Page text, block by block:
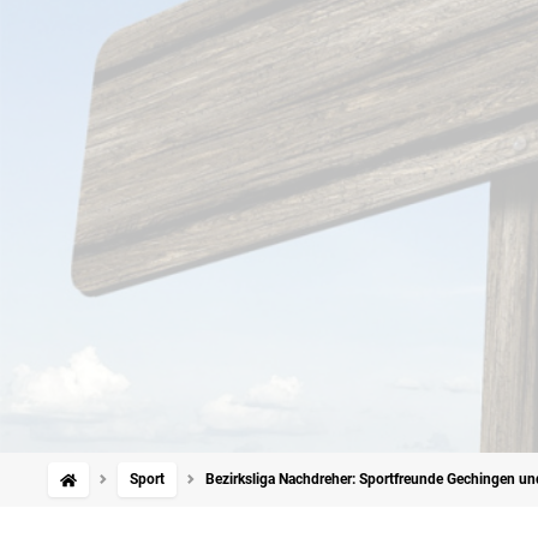
Sport Bezirksliga Nachdreher: Sportfreunde Gechingen